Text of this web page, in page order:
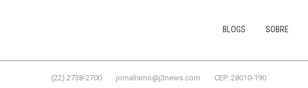
BLOGS SOBRE
(22) 2738-2700 jornalismo@j3news.com CEP: 28010-190